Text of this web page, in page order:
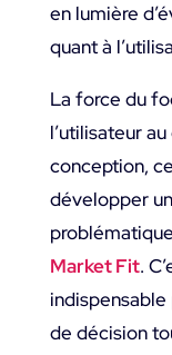
en lumière
quant à
La force du
l’utilisateur
conception,
développer
Market Fit.
de décision